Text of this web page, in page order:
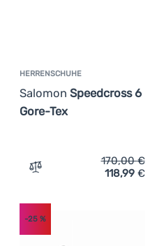
HERRENSCHUHE
Salomon Speedcross 6
Gore-Tex
Zum Vergleich
170,00€
118,99 €
-25 %